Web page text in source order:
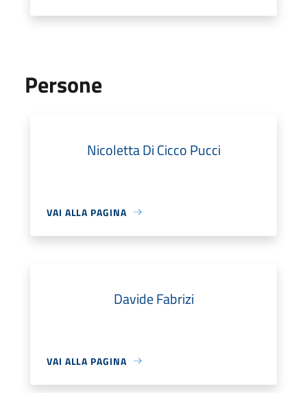
Persone
Nicoletta Di Cicco Pucci
VAI ALLA PAGINA
Davide Fabrizi
VAI ALLA PAGINA